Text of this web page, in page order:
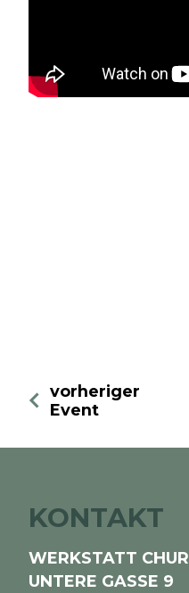
vorheriger
Event
KONTAKT
WERKSTATT CHUR
UNTERE GASSE 9